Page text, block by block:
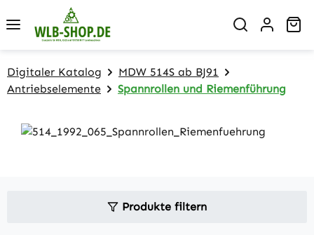
Zum Hauptinhalt springen
Digitaler Katalog
MDW 514S ab BJ91
Antriebselemente
Spannrollen und Riemenführung
Produkte filtern